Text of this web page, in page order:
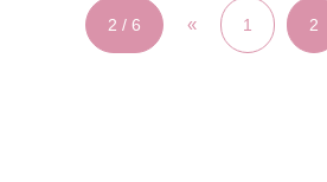
2 / 6 « 1 2